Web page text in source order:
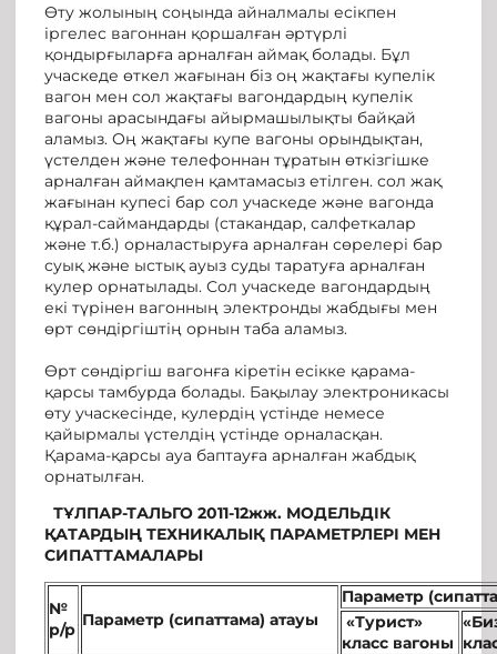
Өту жолының соңында айналмалы есікпен
іргелес вагоннан қоршалған әртүрлі
қондырғыларға арналған аймақ болады. Бұл
учаскеде өткел жағынан біз оң жақтағы купелік
вагон мен сол жақтағы вагондардың купелік
вагоны арасындағы айырмашылықты байқай
аламыз. Оң жақтағы купе вагоны орындықтан,
үстелден және телефоннан тұратын өткізгішке
арналған аймақпен қамтамасыз етілген. сол жақ
жағынан купесі бар сол учаскеде және вагонда
құрал-саймандарды (стакандар, салфеткалар
және т.б.) орналастыруға арналған сөрелері бар
суық және ыстық ауыз суды таратуға арналған
кулер орнатылады. Сол учаскеде вагондардың
екі түрінен вагонның электронды жабдығы мен
өрт сөндіргіштің орнын таба аламыз.
Өрт сөндіргіш вагонға кіретін есікке қарама-
қарсы тамбурда болады. Бақылау электроникасы
өту учаскесінде, кулердің үстінде немесе
қайырмалы үстелдің үстінде орналасқан.
Қарама-қарсы ауа баптауға арналған жабдық
орнатылған.
ТҰЛПАР-ТАЛЬГО 2011-12жж. МОДЕЛЬДІК
ҚАТАРДЫҢ ТЕХНИКАЛЫҚ ПАРАМЕТРЛЕРІ МЕН
СИПАТТАМАЛАРЫ
№
р/р Параметр (сипаттама) атауы
Параметр
«Турист»
класс вагоны